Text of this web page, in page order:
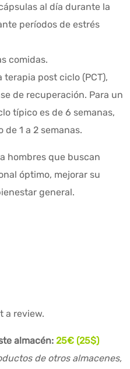
al día durante la
períodos de estrés
comidas.
terapia post ciclo (PCT),
de recuperación. Para un
típico es de 6 semanas,
1 a 2 semanas.
hombres que buscan
óptimo, mejorar su
general.
a review.
almacén: 25€ (25$)
de otros almacenes,